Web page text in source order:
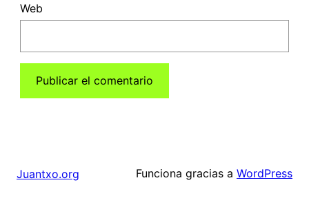
Web
Juantxo.org Funciona gracias a WordPress